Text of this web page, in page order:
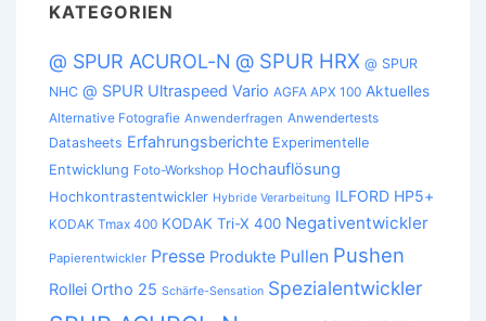
KATEGORIEN
@ SPUR ACUROL-N @ SPUR HRX @ SPUR
NHC @ SPUR Ultraspeed Vario AGFA APX 100 Aktuelles
Alternative Fotografie Anwenderfragen Anwendertests
Datasheets Erfahrungsberichte Experimentelle
Entwicklung Foto-Workshop Hochauflösung
Hochkontrastentwickler Hybride Verarbeitung ILFORD HP5+
KODAK Tmax 400 KODAK Tri-X 400 Negativentwickler
Papierentwickler Presse Produkte Pullen Pushen
Rollei Ortho 25 Schärfe-Sensation Spezialentwickler